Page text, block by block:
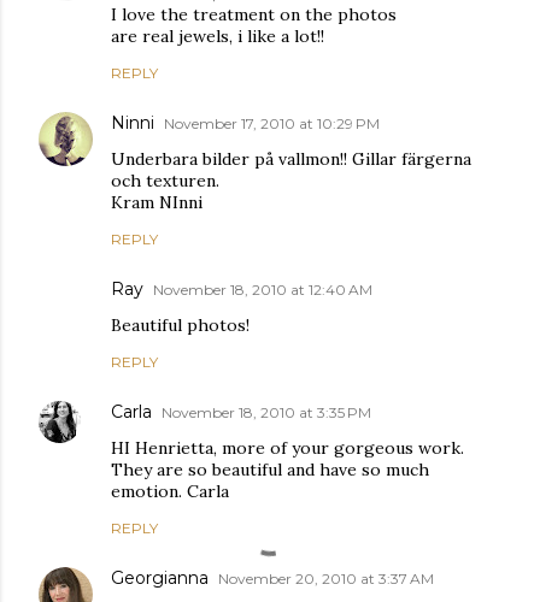
I love the treatment on the photos
are real jewels, i like a lot!!
REPLY
Ninni November 17, 2010 at 10:29 PM
Underbara bilder på vallmon!! Gillar färgerna
och texturen.
Kram NInni
REPLY
Ray November 18, 2010 at 12:40 AM
Beautiful photos!
REPLY
Carla November 18, 2010 at 3:35 PM
HI Henrietta, more of your gorgeous work.
They are so beautiful and have so much
emotion. Carla
REPLY
Georgianna November 20, 2010 at 3:37 AM